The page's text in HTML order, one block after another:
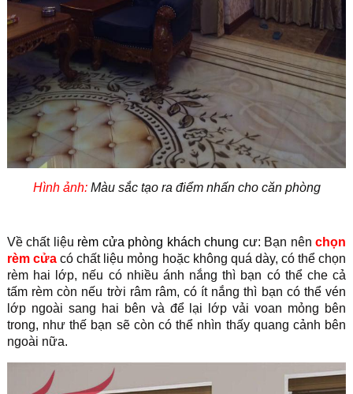
Hình ảnh:Màu sắc tạo ra điểm nhấn cho căn phòng
Về chất liệu rèm cửa phòng khách chung cư: Bạn nênchọn
rèm cửacó chất liệu mỏng hoặc không quá dày, có thể chọn
rèm hai lớp, nếu có nhiều ánh nắng thì bạn có thể che cả
tấm rèm còn nếu trời râm râm, có ít nắng thì bạn có thể vén
lớp ngoài sang hai bên và để lại lớp vải voan mỏng bên
trong, như thế bạn sẽ còn có thể nhìn thấy quang cảnh bên
ngoài nữa.